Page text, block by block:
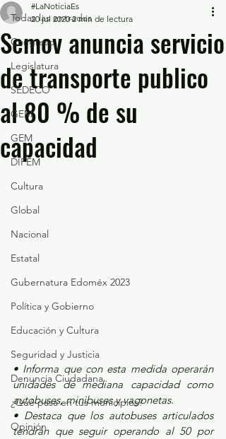
Todas las entradas
Congreso
Legislatura
SEDECO
GEM
GEM
DIFEM
Cultura
Global
Nacional
Estatal
Gubernatura Edoméx 2023
Política y Gobierno
Educación y Cultura
Seguridad y Justicia
Denuncia Ciudadana
¿Qué pasa en tus municipios?
Opinión
Semov anuncia servicio
de transporte publico
al 80 % de su
capacidad
#LaNoticiaEs
20 jul 2020 2 min de lectura
• Informa que con esta medida operarán
unidades de mediana capacidad como
autobuses, minibuses y vagonetas.
• Destaca que los autobuses articulados
tendrán que seguir operando al 50 por